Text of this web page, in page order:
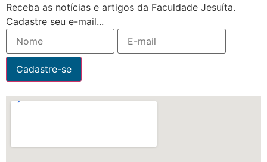
Receba as notícias e artigos da Faculdade Jesuíta.
Cadastre seu e-mail...